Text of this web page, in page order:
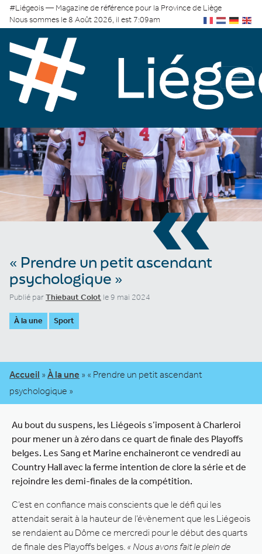
#Liégeois — Magazine de référence pour la Province de Liège
Nous sommes le 8 Août 2026, il est 7:09am
«
« Prendre un petit ascendant
psychologique »
Publié parThiebaut Colot le 9 mai 2024
À la une Sport
Accueil » À la une » « Prendre un petit ascendant
psychologique »
Au bout du suspens, les Liégeois s’imposent à Charleroi
pour mener un à zéro dans ce quart de finale des Playoffs
belges. Les Sang et Marine enchaineront ce vendredi au
Country Hall avec la ferme intention de clore la série et de
rejoindre les demi-finales de la compétition.
C’est en confiance mais conscients que le défi qui les
attendait serait à la hauteur de l’évènement que les Liégeois
se rendaient au Dôme ce mercredi pour le début des quarts
de finale des Playoffs belges. « Nous avons fait le plein de